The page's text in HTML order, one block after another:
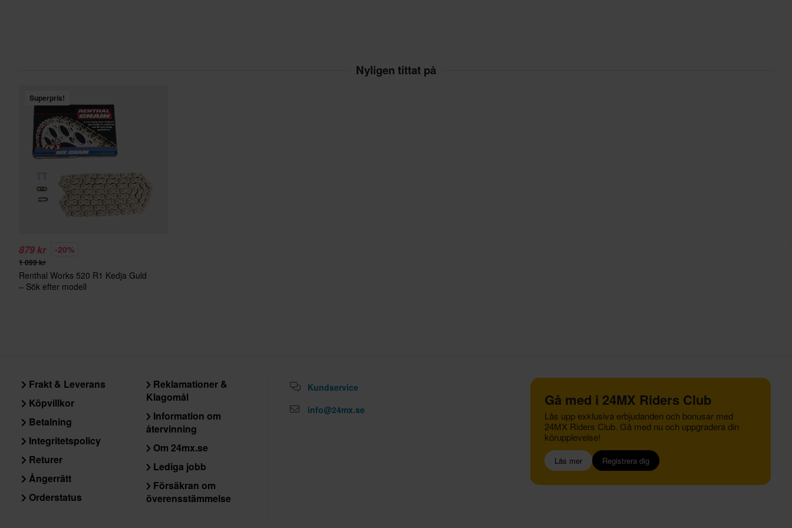
Nyligen tittat på
Superpris!
879 kr -20%
1 099 kr
Renthal Works 520 R1 Kedja Guld
– Sök efter modell
Frakt & Leverans
Köpvillkor
Betalning
Integritetspolicy
Returer
Ångerrätt
Orderstatus
Reklamationer &
Klagomål
Information om
återvinning
Om 24mx.se
Lediga jobb
Försäkran om
överensstämmelse
Kundservice
info@24mx.se
Gå med i 24MX Riders Club
Lås upp exklusiva erbjudanden och bonusar med
24MX Riders Club. Gå med nu och uppgradera din
körupplevelse!
Läs mer Registrera dig